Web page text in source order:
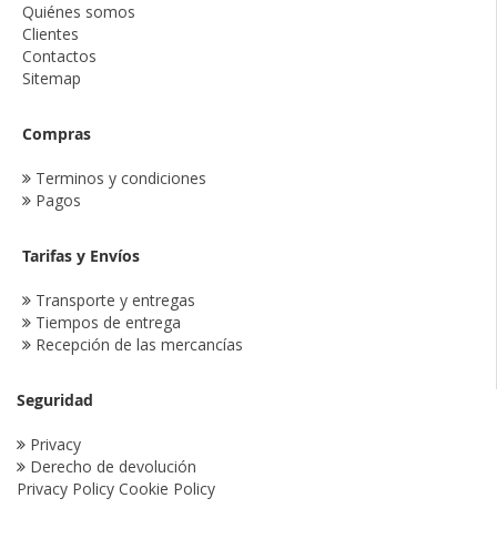
Quiénes somos
Clientes
Contactos
Sitemap
Compras
Terminos y condiciones
Pagos
Tarifas y Envíos
Transporte y entregas
Tiempos de entrega
Recepción de las mercancías
Seguridad
Privacy
Derecho de devolución
Privacy Policy Cookie Policy